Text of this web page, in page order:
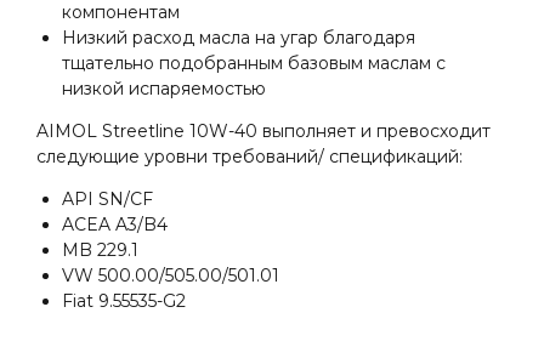
компонентам
Низкий расход масла на угар благодаря
тщательно подобранным базовым маслам с
низкой испаряемостью
AIMOL Streetline 10W-40 выполняет и превосходит
следующие уровни требований/ спецификаций:
API SN/CF
ACEA A3/B4
MB 229.1
VW 500.00/505.00/501.01
Fiat 9.55535-G2